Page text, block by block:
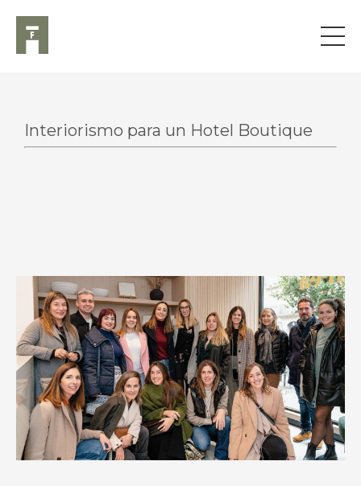
Interiorismo para un Hotel Boutique